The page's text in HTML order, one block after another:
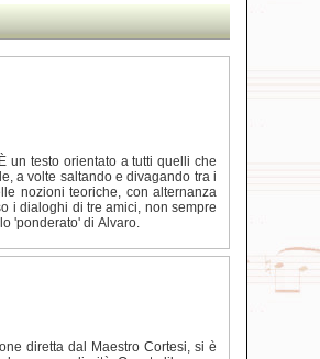
un testo orientato a tutti quelli che
a volte saltando e divagando tra i
nozioni teoriche, con alternanza
i dialoghi di tre amici, non sempre
'ponderato' di Alvaro.
diretta dal Maestro Cortesi, si è